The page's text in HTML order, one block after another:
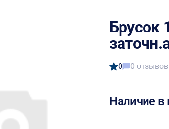
Брусок
0 0 отзывов
Наличие в